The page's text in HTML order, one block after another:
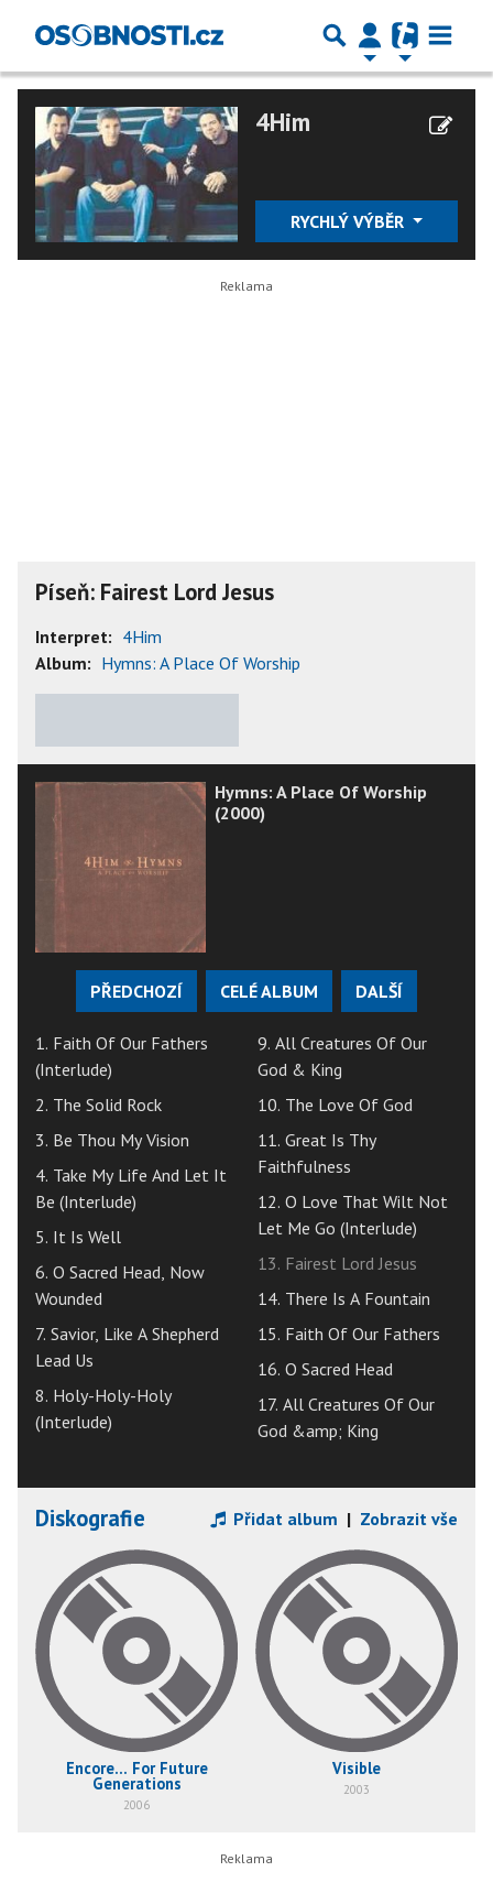
4Him
RYCHLÝ VÝBĚR
Píseň: Fairest Lord Jesus
Interpret: 4Him
Album: Hymns: A Place Of Worship
Hymns: A Place Of Worship
(2000)
PŘEDCHOZÍ CELÉ ALBUM DALŠÍ
1. Faith Of Our Fathers
(Interlude)
2. The Solid Rock
3. Be Thou My Vision
4. Take My Life And Let It
Be (Interlude)
5. It Is Well
6. O Sacred Head, Now
Wounded
7. Savior, Like A Shepherd
Lead Us
8. Holy-Holy-Holy
(Interlude)
9. All Creatures Of Our
God & King
10. The Love Of God
11. Great Is Thy
Faithfulness
12. O Love That Wilt Not
Let Me Go (Interlude)
13. Fairest Lord Jesus
14. There Is A Fountain
15. Faith Of Our Fathers
16. O Sacred Head
17. All Creatures Of Our
God &amp; King
Diskografie Přidat album | Zobrazit vše
Encore... For Future
Generations
2006
Visible
2003